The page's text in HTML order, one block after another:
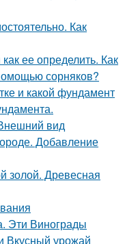
Как
ее определить. Как
сорняков?
и какой фундамент
вид
Добавление
золой. Древесная
Эти Винограды
Вкусный урожай